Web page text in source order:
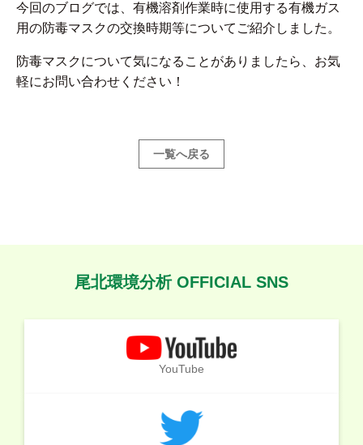
今回のブログでは、有機溶剤作業時に使用する有機ガス
用の防毒マスクの交換時期等についてご紹介しました。
防毒マスクについて気になることがありましたら、お気
軽にお問い合わせください！
一覧へ戻る
尾北環境分析 OFFICIAL SNS
YouTube